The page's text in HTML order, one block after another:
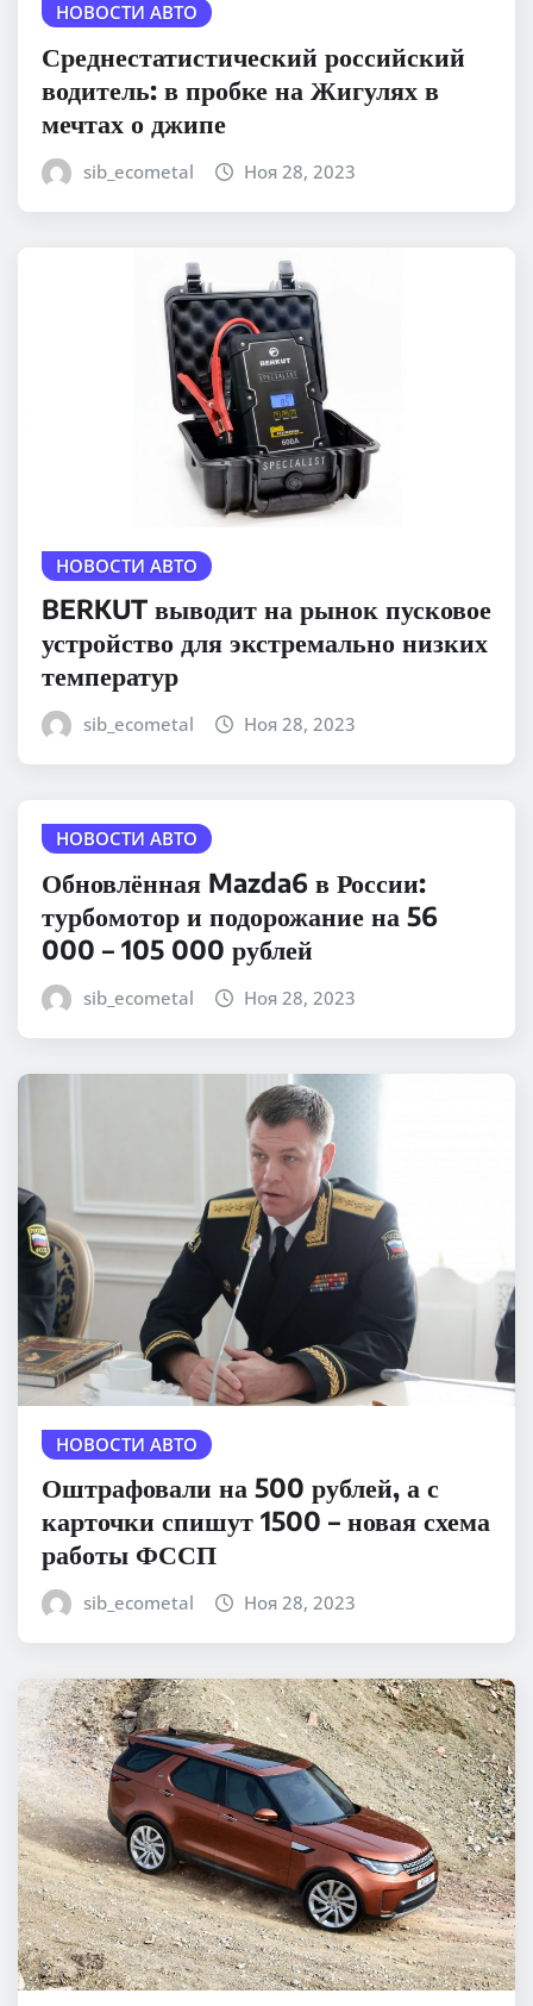
НОВОСТИ АВТО
Среднестатистический российский
водитель: в пробке на Жигулях в
мечтах о джипе
sib_ecometal Ноя 28, 2023
НОВОСТИ АВТО
BERKUT выводит на рынок пусковое
устройство для экстремально низких
температур
sib_ecometal Ноя 28, 2023
НОВОСТИ АВТО
Обновлённая Mazda6 в России:
турбомотор и подорожание на 56
000 – 105 000 рублей
sib_ecometal Ноя 28, 2023
НОВОСТИ АВТО
Оштрафовали на 500 рублей, а с
карточки спишут 1500 – новая схема
работы ФССП
sib_ecometal Ноя 28, 2023